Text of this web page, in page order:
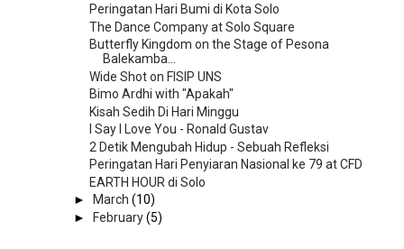
Peringatan Hari Bumi di Kota Solo
The Dance Company at Solo Square
Butterfly Kingdom on the Stage of Pesona
Balekamba...
Wide Shot on FISIP UNS
Bimo Ardhi with "Apakah"
Kisah Sedih Di Hari Minggu
I Say I Love You - Ronald Gustav
2 Detik Mengubah Hidup - Sebuah Refleksi
Peringatan Hari Penyiaran Nasional ke 79 at CFD
EARTH HOUR di Solo
►
March (10)
►
February(5)